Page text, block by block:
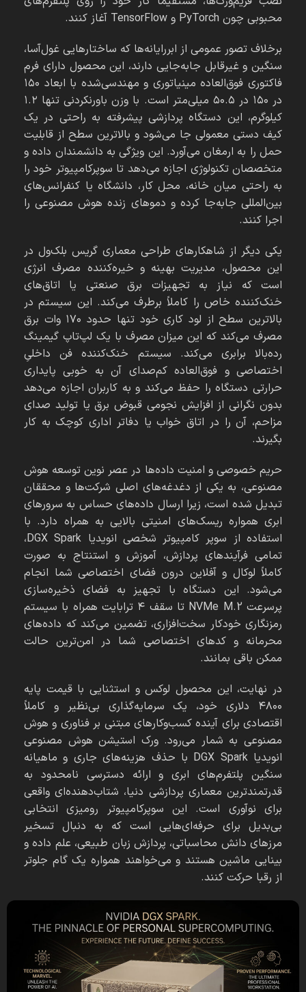
محبوبی چون PyTorch و TensorFlow آغاز کنند.
برخلاف تصور عمومی از ابررایانه‌ها که ساختارهایی غول‌آسا،
سنگین و غیرقابل جابه‌جایی دارند، این محصول دارای فرم
فاکتوری فوق‌العاده مینیاتوری و مهندسی‌شده با ابعاد ۱۵۰
در ۱۵۰ در ۵۰.۵ میلی‌متر است. با وزن باورنکردنی تنها ۱.۲
کیلوگرم، این دستگاه پردازشی پیشرفته به راحتی در یک
کیف دستی معمولی جا می‌شود و بالاترین سطح از قابلیت
حمل را به ارمغان می‌آورد. این ویژگی به دانشمندان داده و
متخصصان تکنولوژی اجازه می‌دهد تا سوپرکامپیوتر خود را
به راحتی میان خانه، محل کار، دانشگاه یا کنفرانس‌های
بین‌المللی جابه‌جا کرده و دموهای زنده هوش مصنوعی را
اجرا کنند.
یکی دیگر از شاهکارهای طراحی معماری گریس بلک‌ول در
این محصول، مدیریت بهینه و خیره‌کننده مصرف انرژی
است که نیاز به تجهیزات برق صنعتی یا اتاق‌های
خنک‌کننده خاص را کاملاً برطرف می‌کند. این سیستم در
بالاترین سطح از لود کاری خود تنها حدود ۱۷۰ وات برق
مصرف می‌کند که این میزان مصرف با یک لپ‌تاپ گیمینگ
رده‌بالا برابری می‌کند. سیستم خنک‌کننده فن داخلیِ
اختصاصی و فوق‌العاده کم‌صدای آن به خوبی پایداری
حرارتی دستگاه را حفظ می‌کند و به کاربران اجازه می‌دهد
بدون نگرانی از افزایش نجومی قبوض برق یا تولید صدای
مزاحم، آن را در اتاق خواب یا دفاتر اداری کوچک به کار
بگیرند.
حریم خصوصی و امنیت داده‌ها در عصر نوین توسعه هوش
مصنوعی، به یکی از دغدغه‌های اصلی شرکت‌ها و محققان
تبدیل شده است، زیرا ارسال داده‌های حساس به سرورهای
ابری همواره ریسک‌های امنیتی بالایی به همراه دارد. با
استفاده از سوپر کامپیوتر شخصی انویدیا DGX Spark،
تمامی فرآیندهای پردازش، آموزش و استنتاج به صورت
کاملاً لوکال و آفلاین درون فضای اختصاصی شما انجام
می‌شود. این دستگاه با تجهیز به فضای ذخیره‌سازی
پرسرعت NVMe M.2 تا سقف ۴ ترابایت همراه با سیستم
رمزنگاری خودکار سخت‌افزاری، تضمین می‌کند که داده‌های
محرمانه و کدهای اختصاصی شما در امن‌ترین حالت
ممکن باقی بمانند.
در نهایت، این محصول لوکس و استثنایی با قیمت پایه
۴۸۰۰ دلاری خود، یک سرمایه‌گذاری بی‌نظیر و کاملاً
اقتصادی برای آینده کسب‌وکارهای مبتنی بر فناوری و هوش
مصنوعی به شمار می‌رود. ورک استیشن هوش مصنوعی
انویدیا DGX Spark با حذف هزینه‌های جاری و ماهیانه
سنگین پلتفرم‌های ابری و ارائه دسترسی نامحدود به
قدرتمندترین معماری پردازشی دنیا، شتاب‌دهنده‌ای واقعی
برای نوآوری است. این سوپرکامپیوتر رومیزی انتخابی
بی‌بدیل برای حرفه‌ای‌هایی است که به دنبال تسخیر
مرزهای دانش محاسباتی، پردازش زبان طبیعی، علم داده و
بینایی ماشین هستند و می‌خواهند همواره یک گام جلوتر
از رقبا حرکت کنند.